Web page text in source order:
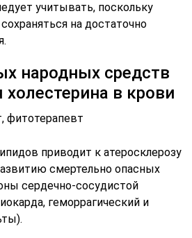
учитывать, поскольку
на достаточно
народных средств
в крови
фитотерапевт
приводит к атеросклерозу
смертельно опасных
сердечно-сосудистой
геморрагический и